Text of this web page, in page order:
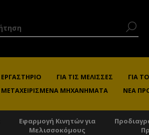
ΓΙΑ ΤΙΣ ΜΈΛΙΣΣΕΣ ΓΙΑ
ΜΕΤΑΧΕΙΡΙΣΜΈΝΑ ΜΗΧΑΝΉΜΑΤΑ ΝΈΑ
Εφαρμογή Κινητών για
Μελισσοκόμους